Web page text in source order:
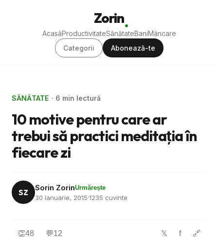
Zorin
AcasăProductivitateSănătateBaniMâncare
Categorii
Abonează-te
SĂNĂTATE · 6 min lectură
10 motive pentru care ar
trebui să practici meditaţia în
fiecare zi
SZ Sorin ZorinUrmărește
30 Ianuarie, 2015·1235 cuvinte
👏48 💬12 𝕏 f 🔗